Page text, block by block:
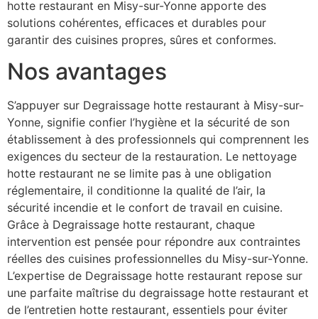
hotte restaurant en Misy-sur-Yonne apporte des
solutions cohérentes, efficaces et durables pour
garantir des cuisines propres, sûres et conformes.
Nos avantages
S’appuyer sur Degraissage hotte restaurant à Misy-sur-
Yonne, signifie confier l’hygiène et la sécurité de son
établissement à des professionnels qui comprennent les
exigences du secteur de la restauration. Le nettoyage
hotte restaurant ne se limite pas à une obligation
réglementaire, il conditionne la qualité de l’air, la
sécurité incendie et le confort de travail en cuisine.
Grâce à Degraissage hotte restaurant, chaque
intervention est pensée pour répondre aux contraintes
réelles des cuisines professionnelles du Misy-sur-Yonne.
L’expertise de Degraissage hotte restaurant repose sur
une parfaite maîtrise du degraissage hotte restaurant et
de l’entretien hotte restaurant, essentiels pour éviter